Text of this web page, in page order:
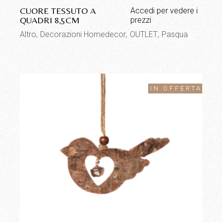
CUORE TESSUTO A
QUADRI 8,5CM
Accedi per vedere i
prezzi
Altro Decorazioni Homedecor OUTLET Pasqua
IN OFFERTA